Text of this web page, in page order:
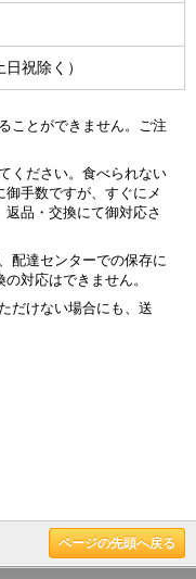
祝除く）
ことができません。ご注
ください。食べられない
手数ですが、すぐにメ
品・交換にて御対応さ
配達センターでの保存に
対応はできません。
だけない場合にも、送
ページの先頭へ戻る